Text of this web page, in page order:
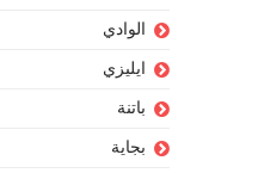
الوادي
ايليزي
باتنة
بجاية